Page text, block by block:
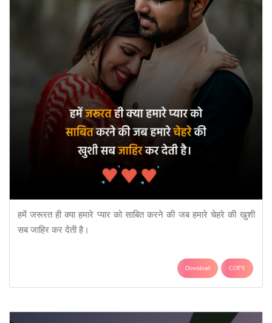
हमें जरूरत ही क्या हमारे प्यार को साबित करने की जब हमारे चेहरे की खुशी
सब जाहिर कर देती है।
Download COPY